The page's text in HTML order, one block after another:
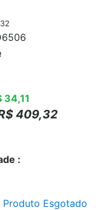
34,11
409,32
:
Produto Esgotado